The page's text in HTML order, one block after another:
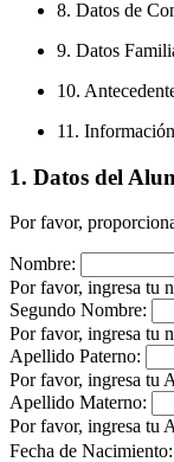
8. Datos de
9. Datos
10.
11.
1. Datos del
Por favor,
Nombre:
Por favor, ingresa tu
Segundo Nombre:
Por favor, ingresa tu
Apellido Paterno:
Por favor, ingresa tu
Apellido Materno:
Por favor, ingresa tu
Fecha de Nacimiento: